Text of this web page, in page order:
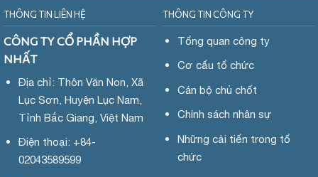
THÔNG TIN LIÊN HỆ
CÔNG TY CỔ PHẦN HỢP
NHẤT
Địa chỉ: Thôn Văn Non, Xã
Lục Sơn, Huyện Lục Nam,
Tỉnh Bắc Giang, Việt Nam
Điện thoại: +84-
02043589599
THÔNG TIN CÔNG TY
Tổng quan công ty
Cơ cấu tổ chức
Cán bộ chủ chốt
Chính sách nhân sự
Những cải tiến trong tổ
chức